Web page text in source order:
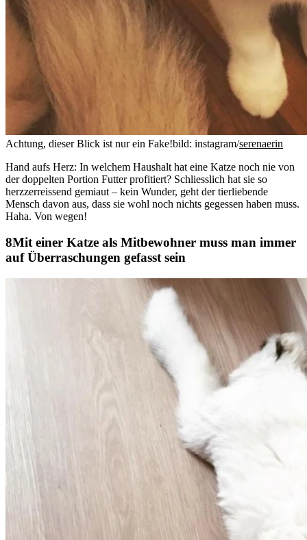
Achtung, dieser Blick ist nur ein Fake!bild: instagram/serenaerin
Hand aufs Herz: In welchem Haushalt hat eine Katze noch nie von
der doppelten Portion Futter profitiert? Schliesslich hat sie so
herzzerreissend gemiaut – kein Wunder, geht der tierliebende
Mensch davon aus, dass sie wohl noch nichts gegessen haben muss.
Haha. Von wegen!
Mit einer Katze als Mitbewohner muss man immer
auf Überraschungen gefasst sein